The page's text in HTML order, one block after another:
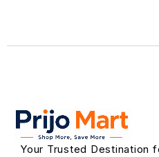
Your Trusted Destination